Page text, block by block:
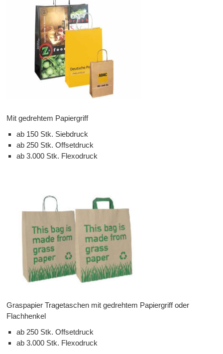
Mit gedrehtem Papiergriff
ab 150 Stk. Siebdruck
ab 250 Stk. Offsetdruck
ab 3.000 Stk. Flexodruck
Graspapier Tragetaschen mit gedrehtem Papiergriff oder
Flachhenkel
ab 250 Stk. Offsetdruck
ab 3.000 Stk. Flexodruck